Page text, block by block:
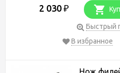
2 030 ₽
Быстрый
В избранное